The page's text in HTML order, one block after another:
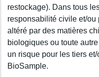
restockage). Dans tous
responsabilité civile et/
altéré par des matières
biologiques ou toute
un risque pour les tiers
BioSample.